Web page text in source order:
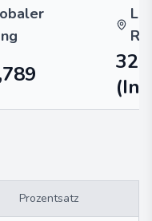
Prozentsatz